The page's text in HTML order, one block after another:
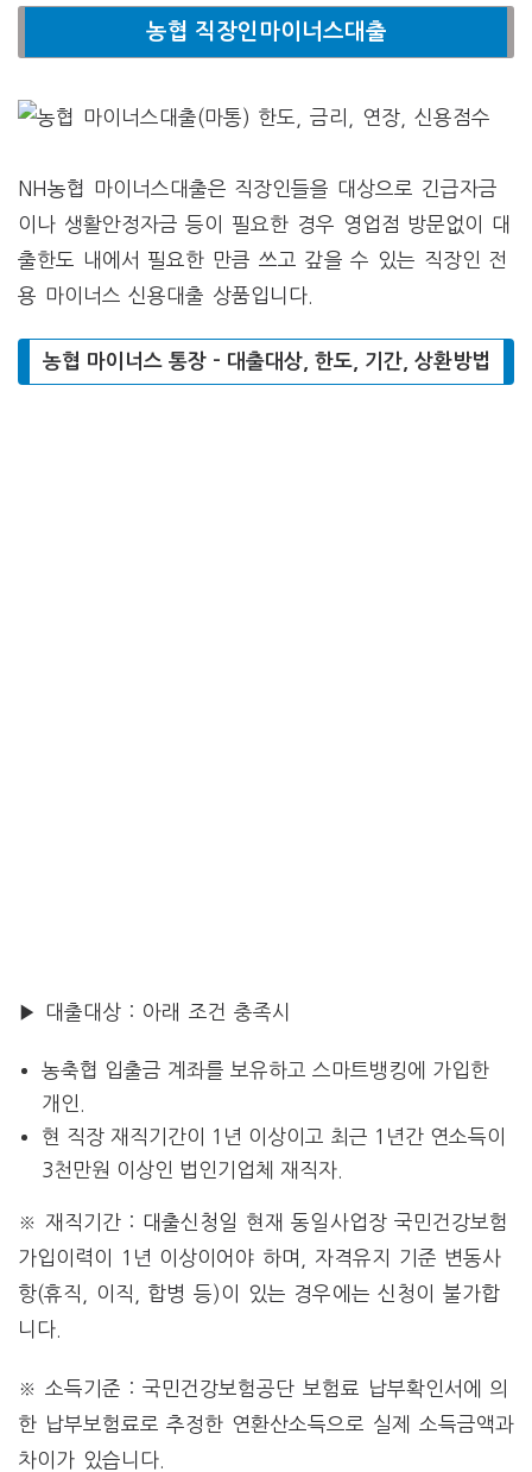
농협 직장인마이너스대출
NH농협 마이너스대출은 직장인들을 대상으로 긴급자금
이나 생활안정자금 등이 필요한 경우 영업점 방문없이 대
출한도 내에서 필요한 만큼 쓰고 갚을 수 있는 직장인 전
용 마이너스 신용대출 상품입니다.
농협 마이너스 통장 – 대출대상, 한도, 기간, 상환방법
▶ 대출대상 : 아래 조건 충족시
농축협 입출금 계좌를 보유하고 스마트뱅킹에 가입한
개인.
현 직장 재직기간이 1년 이상이고 최근 1년간 연소득이
3천만원 이상인 법인기업체 재직자.
※ 재직기간 : 대출신청일 현재 동일사업장 국민건강보험
가입이력이 1년 이상이어야 하며, 자격유지 기준 변동사
항(휴직, 이직, 합병 등)이 있는 경우에는 신청이 불가합
니다.
※ 소득기준 : 국민건강보험공단 보험료 납부확인서에 의
한 납부보험료로 추정한 연환산소득으로 실제 소득금액과
차이가 있습니다.